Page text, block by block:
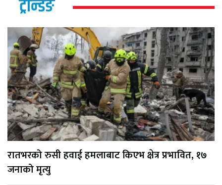
ट्रेन्डिङ
रातभरको रुसी हवाई हमलाबाट किएभ क्षेत्र प्रभावित, १७
जनाको मृत्यु